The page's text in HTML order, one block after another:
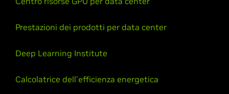
Prestazioni dei prodotti per data center
Deep Learning Institute
Calcolatrice dell'efficienza energetica